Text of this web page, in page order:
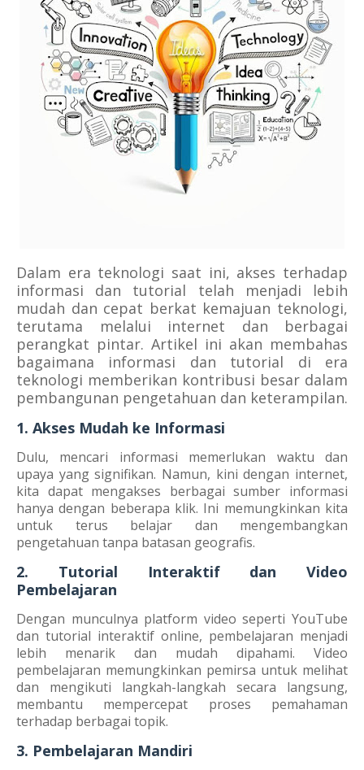
Dalam era teknologi saat ini, akses terhadap
informasi dan tutorial telah menjadi lebih
mudah dan cepat berkat kemajuan teknologi,
terutama melalui internet dan berbagai
perangkat pintar. Artikel ini akan membahas
bagaimana informasi dan tutorial di era
teknologi memberikan kontribusi besar dalam
pembangunan pengetahuan dan keterampilan.
1. Akses Mudah ke Informasi
Dulu, mencari informasi memerlukan waktu dan
upaya yang signifikan. Namun, kini dengan internet,
kita dapat mengakses berbagai sumber informasi
hanya dengan beberapa klik. Ini memungkinkan kita
untuk terus belajar dan mengembangkan
pengetahuan tanpa batasan geografis.
2. Tutorial Interaktif dan Video
Pembelajaran
Dengan munculnya platform video seperti YouTube
dan tutorial interaktif online, pembelajaran menjadi
lebih menarik dan mudah dipahami. Video
pembelajaran memungkinkan pemirsa untuk melihat
dan mengikuti langkah-langkah secara langsung,
membantu mempercepat proses pemahaman
terhadap berbagai topik.
3. Pembelajaran Mandiri